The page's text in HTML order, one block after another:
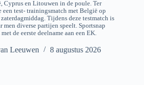
en Litouwen in de poule. Ter
test- trainingsmatch met België op
Tijdens deze testmatch is
diverse partijen speelt. Sportsnap
de eerste deelname aan een EK.
Leeuwen 8 augustus 2026